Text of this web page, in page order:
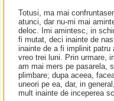
Totusi, ma mai
atunci, dar nu-mi mai
deloc. Imi amintesc, in
fi mutat, deci inainte de
inainte de a fi implinit patru
vreo trei luni. Prin urmare,
am mai mers pe pasarela,
plimbare; dupa aceea,
uneori pe ea, dar, in
mult inainte de inceperea